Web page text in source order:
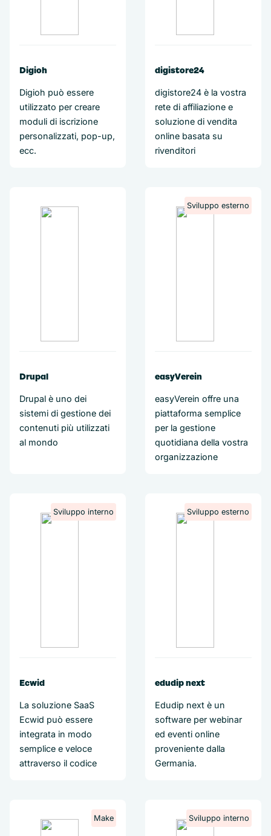
Digioh
Digioh può essere
utilizzato per creare
moduli di iscrizione
personalizzati, pop-up,
ecc.
digistore24
digistore24 è la vostra
rete di affiliazione e
soluzione di vendita
online basata su
rivenditori
Drupal
Drupal è uno dei
sistemi di gestione dei
contenuti più utilizzati
al mondo
Sviluppo esterno
easyVerein
easyVerein offre una
piattaforma semplice
per la gestione
quotidiana della vostra
organizzazione
Sviluppo interno
Ecwid
La soluzione SaaS
Ecwid può essere
integrata in modo
semplice e veloce
attraverso il codice
Sviluppo esterno
edudip next
Edudip next è un
software per webinar
ed eventi online
proveniente dalla
Germania.
Make Sviluppo interno